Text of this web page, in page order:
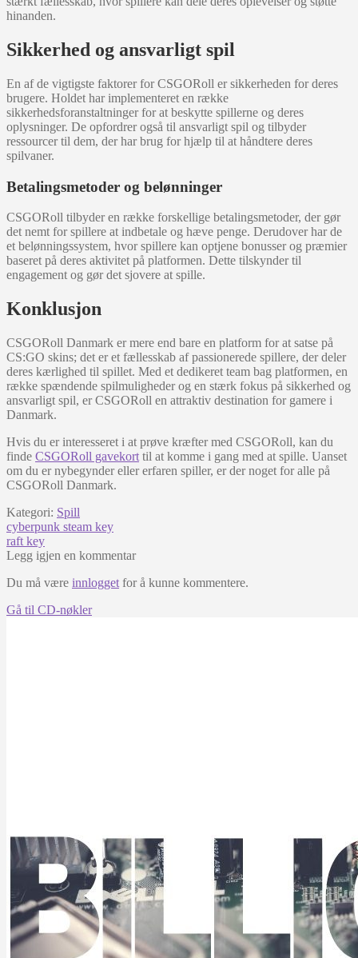
hinanden.
Sikkerhed og ansvarligt spil
En af de vigtigste faktorer for CSGORoll er sikkerheden for deres
brugere. Holdet har implementeret en række
sikkerhedsforanstaltninger for at beskytte spillerne og deres
oplysninger. De opfordrer også til ansvarligt spil og tilbyder
ressourcer til dem, der har brug for hjælp til at håndtere deres
spilvaner.
Betalingsmetoder og belønninger
CSGORoll tilbyder en række forskellige betalingsmetoder, der gør
det nemt for spillere at indbetale og hæve penge. Derudover har de
et belønningssystem, hvor spillere kan optjene bonusser og præmier
baseret på deres aktivitet på platformen. Dette tilskynder til
engagement og gør det sjovere at spille.
Konklusjon
CSGORoll Danmark er mere end bare en platform for at satse på
CS:GO skins; det er et fællesskab af passionerede spillere, der deler
deres kærlighed til spillet. Med et dedikeret team bag platformen, en
række spændende spilmuligheder og en stærk fokus på sikkerhed og
ansvarligt spil, er CSGORoll en attraktiv destination for gamere i
Danmark.
Hvis du er interesseret i at prøve kræfter med CSGORoll, kan du
finde CSGORoll gavekort til at komme i gang med at spille. Uanset
om du er nybegynder eller erfaren spiller, er der noget for alle på
CSGORoll Danmark.
Kategori: Spill
Innleggsnavigasjon
Forrige
innlegg:
cyberpunk steam key
Neste
innlegg:
raft key
Legg igjen en kommentar
Du må være innlogget for å kunne kommentere.
Gå til CD-nøkler